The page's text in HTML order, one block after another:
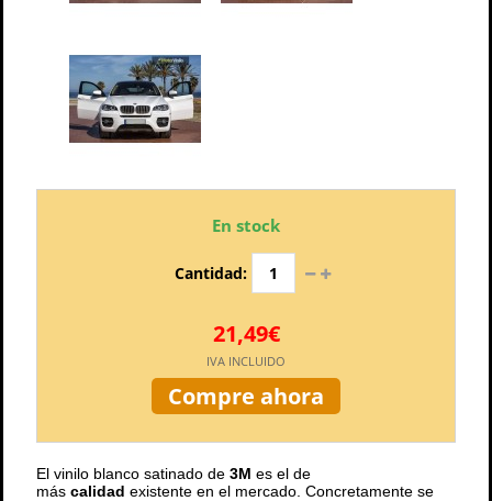
En stock
Cantidad:
21,49€
IVA INCLUIDO
Compre ahora
El vinilo blanco satinado de 3M es el de
más calidad existente en el mercado. Concretamente se